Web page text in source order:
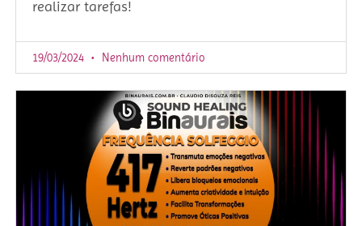
realizar tarefas!
19/03/2024 Nenhum comentário